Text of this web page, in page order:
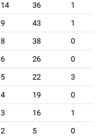
14 36
1
9 43
1
8 38
0
6 26
0
5 22
3
4 19
0
3 16
1
2 5
0